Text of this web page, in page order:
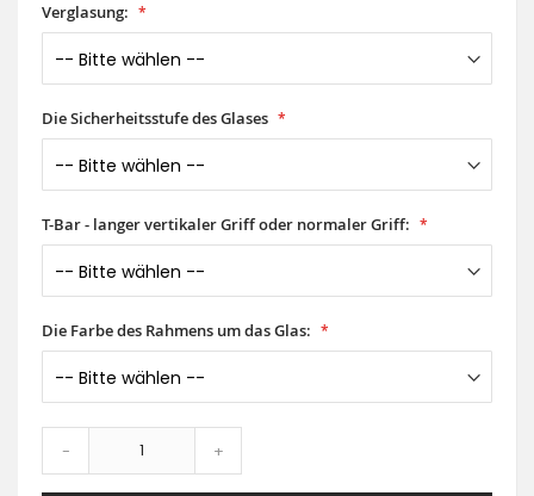
Verglasung:
Die Sicherheitsstufe des Glases
T-Bar - langer vertikaler Griff oder normaler Griff:
Die Farbe des Rahmens um das Glas:
- +